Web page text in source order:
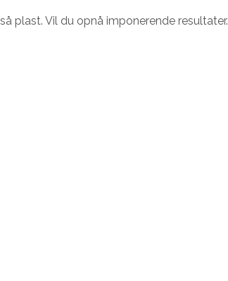
plast. Vil du opnå imponerende resultater.